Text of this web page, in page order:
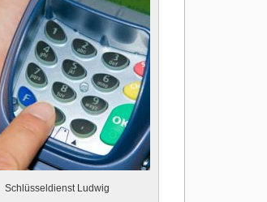
Schlüsseldienst Ludwig